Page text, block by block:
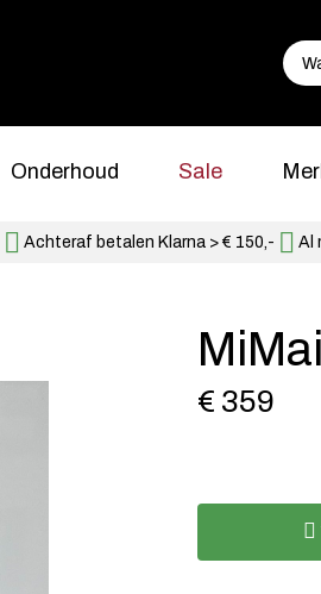
Onderhoud Sale
Achteraf betalen Klarna > € 150,- Al
€ 359